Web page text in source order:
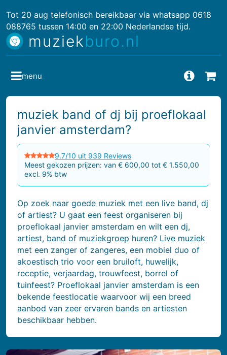
Tot 20 aug telefonisch bereikbaar via whatsapp 0618
088765 tussen 14:00 en 22:00 Nederlandse tijd.
muziekburo.nl
muziek band of dj bij proeflokaal
janvier amsterdam?
9.7/10 uit 939 Reviews
Meest gekozen prijzen: van € 600,00 tot € 1.550,00
excl. 9% btw
Op zoek naar goede muziek met een live band, dj
of artiest? U gaat een feest organiseren bij
proeflokaal janvier amsterdam en wilt een dj,
artiest, band of muziekgroep huren? Live muziek
met een zanger of zangeres, een mobiel duo of
akoestisch trio voor een bruiloft, huwelijk,
receptie, verjaardag, trouwfeest, borrel of
tuinfeest? Proeflokaal janvier amsterdam is een
bekende feestlocatie waarvoor wij een breed
aanbod van zeer ervaren bands en artiesten
beschikbaar hebben.
menu